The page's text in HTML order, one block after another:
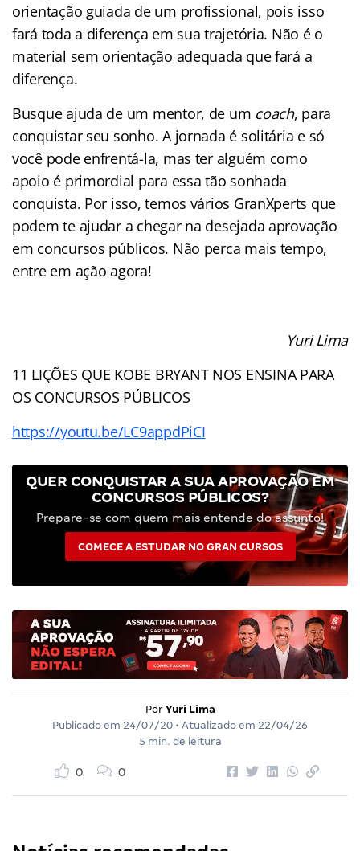
orientação guiada de um profissional, pois isso
fará toda a diferença em sua trajetória. Não é o
material sem orientação adequada que fará a
diferença.
Busque ajuda de um mentor, de um coach, para
conquistar seu sonho. A jornada é solitária e só
você pode enfrentá-la, mas ter alguém como
apoio é primordial para essa tão sonhada
conquista. Por isso, temos vários GranXperts que
podem te ajudar a chegar na desejada aprovação
em concursos públicos. Não perca mais tempo,
entre em ação agora!
Yuri Lima
11 LIÇÕES QUE KOBE BRYANT NOS ENSINA PARA
OS CONCURSOS PÚBLICOS
https://youtu.be/LC9appdPiCI
QUER CONQUISTAR A SUA APROVAÇÃO EM
CONCURSOS PÚBLICOS?
Prepare-se com quem mais entende do assunto!
COMECE A ESTUDAR NO GRAN CURSOS
Por Yuri Lima
Publicado em 24/07/20 • Atualizado em 22/04/26
5 min. de leitura
0 0